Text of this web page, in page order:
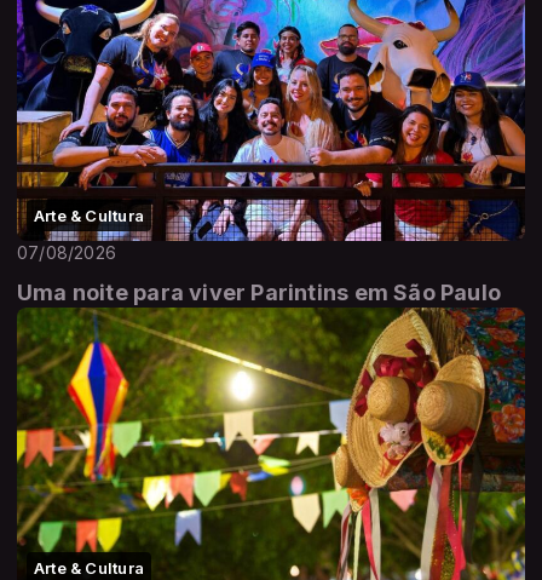
Arte & Cultura
07/08/2026
Uma noite para viver Parintins em São Paulo
Arte & Cultura